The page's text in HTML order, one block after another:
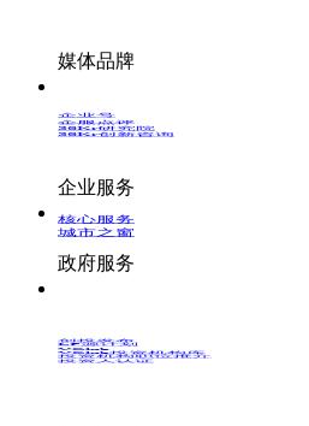
媒体品牌
企业号
企服点评
36Kr研究院
36Kr创新咨询
企业服务
核心服务
城市之窗
政府服务
创投发布
LP源计划
VClub
VClub投资机构库
投资机构职位推介
投资人认证